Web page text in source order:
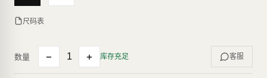
尺码表
数量 − + 库存充足 客服